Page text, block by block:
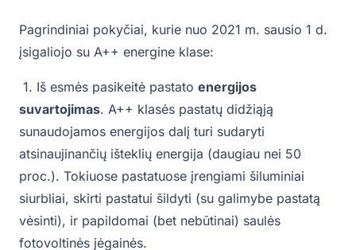
Pagrindiniai pokyčiai, kurie nuo 2021 m. sausio 1 d.
įsigaliojo su A++ energine klase:
1. Iš esmės pasikeitė pastato energijos
suvartojimas. A++ klasės pastatų didžiąją
sunaudojamos energijos dalį turi sudaryti
atsinaujinančių išteklių energija (daugiau nei 50
proc.). Tokiuose pastatuose įrengiami šiluminiai
siurbliai, skirti pastatui šildyti (su galimybe pastatą
vėsinti), ir papildomai (bet nebūtinai) saulės
fotovoltinės jėgainės.